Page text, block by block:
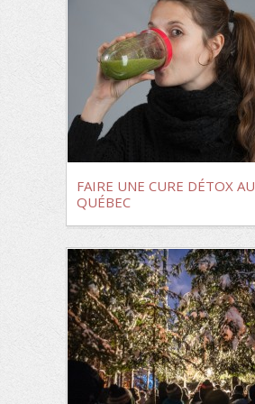
FAIRE UNE CURE DÉTOX AU
QUÉBEC